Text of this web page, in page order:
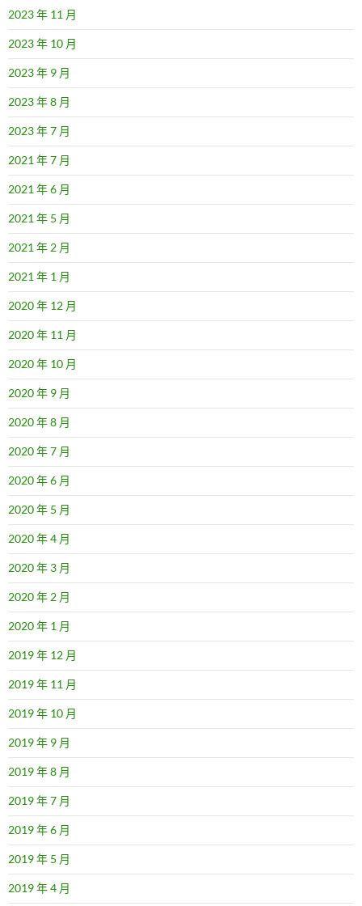
2023 年 11 月
2023 年 10 月
2023 年 9 月
2023 年 8 月
2023 年 7 月
2021 年 7 月
2021 年 6 月
2021 年 5 月
2021 年 2 月
2021 年 1 月
2020 年 12 月
2020 年 11 月
2020 年 10 月
2020 年 9 月
2020 年 8 月
2020 年 7 月
2020 年 6 月
2020 年 5 月
2020 年 4 月
2020 年 3 月
2020 年 2 月
2020 年 1 月
2019 年 12 月
2019 年 11 月
2019 年 10 月
2019 年 9 月
2019 年 8 月
2019 年 7 月
2019 年 6 月
2019 年 5 月
2019 年 4 月